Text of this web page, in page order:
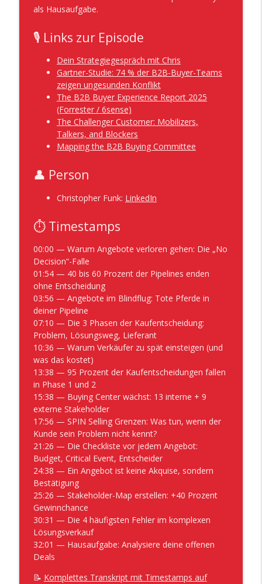
#1037 - Das Trainingsgeheimnis von
Elite-Sales-Teams – so wird auch dein
VertriebsFunk – Der B2B Vertriebs-Podcast
#1036 - Den Rabatt für deinen Kunden
zahlt der Staat – dein neues CRM gleich
mit. Mit Fördermittel-Experte Markus
Milz
VertriebsFunk – Der B2B Vertriebs-Podcast
#1035 - Autoresponder im Vertrieb - "Bin
dann mal weg" – und der Kunde auch.
Solution Sales auf drei Kontinenten. Mit
VertriebsFunk – Der B2B Vertriebs-Podcast
#1033 - Vom Würfeln zur Wissenschaft:
Weniger als 10% Fehleinstellungen mit
dem richtigen Recruiting-Prozess
VertriebsFunk – Der B2B Vertriebs-Podcast
als Hausaufgabe.
🎙️ Links zur Episode
Dein Strategiegespräch mit Chris
Gartner-Studie: 74 % der B2B-Buyer-Teams
zeigen ungesunden Konflikt
The B2B Buyer Experience Report 2025
(Forrester / 6sense)
The Challenger Customer: Mobilizers,
Talkers, and Blockers
Mapping the B2B Buying Committee
👤 Person
Christopher Funk: LinkedIn
⏱️ Timestamps
00:00 — Warum Angebote verloren gehen: Die „No
Decision“-Falle
01:54 — 40 bis 60 Prozent der Pipelines enden
ohne Entscheidung
03:56 — Angebote im Blindflug: Tote Pferde in
deiner Pipeline
07:10 — Die 3 Phasen der Kaufentscheidung:
Problem, Lösungsweg, Lieferant
10:36 — Warum Verkäufer zu spät einsteigen (und
was das kostet)
13:38 — 95 Prozent der Kaufentscheidungen fallen
in Phase 1 und 2
15:38 — Buying Center wächst: 13 interne + 9
externe Stakeholder
17:56 — SPIN Selling Grenzen: Was tun, wenn der
Kunde sein Problem nicht kennt?
21:26 — Die Checkliste vor jedem Angebot:
Budget, Critical Event, Entscheider
24:38 — Ein Angebot ist keine Akquise, sondern
Bestätigung
25:26 — Stakeholder-Map erstellen: +40 Prozent
Gewinnchance
30:31 — Die 4 häufigsten Fehler im komplexen
Lösungsverkauf
32:01 — Hausaufgabe: Analysiere deine offenen
Deals
📝 Komplettes Transkript mit Timestamps auf